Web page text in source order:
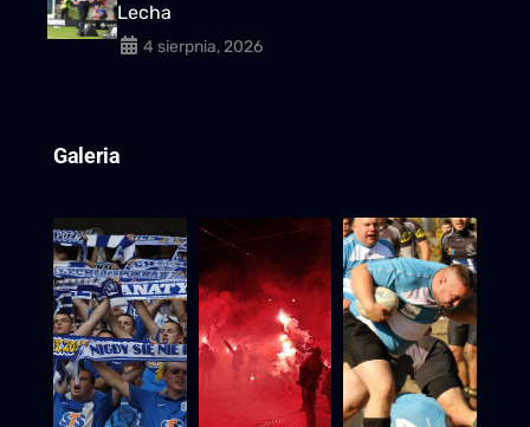
Lecha
4 sierpnia, 2026
Galeria